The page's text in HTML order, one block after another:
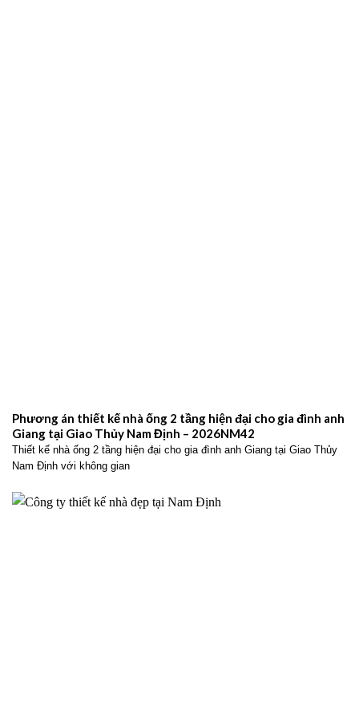
Phương án thiết kế nhà ống 2 tầng hiện đại cho gia đình anh
Giang tại Giao Thủy Nam Định – 2026NM42
Thiết kế nhà ống 2 tầng hiện đại cho gia đình anh Giang tại Giao Thủy
Nam Định với không gian